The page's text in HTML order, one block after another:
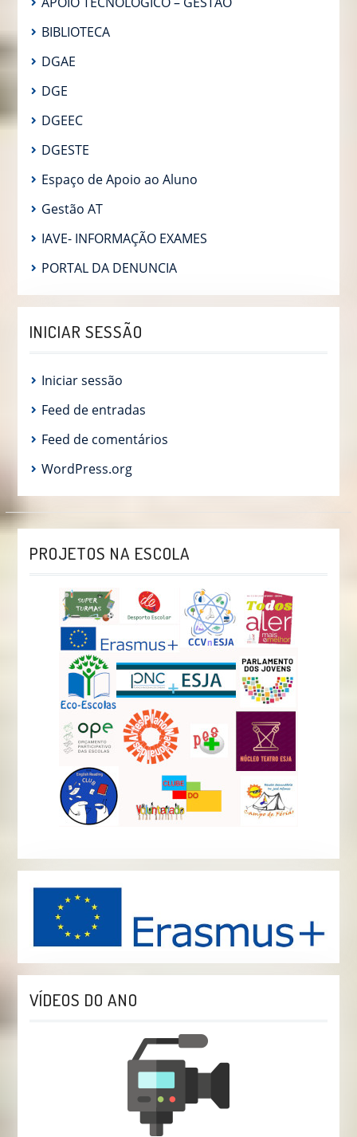
BIBLIOTECA
DGAE
DGE
DGEEC
DGESTE
Espaço de Apoio ao Aluno
Gestão AT
IAVE- INFORMAÇÃO EXAMES
PORTAL DA DENUNCIA
INICIAR SESSÃO
Iniciar sessão
Feed de entradas
Feed de comentários
WordPress.org
PROJETOS NA ESCOLA
VÍDEOS DO ANO